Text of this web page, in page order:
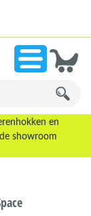
en
showroom